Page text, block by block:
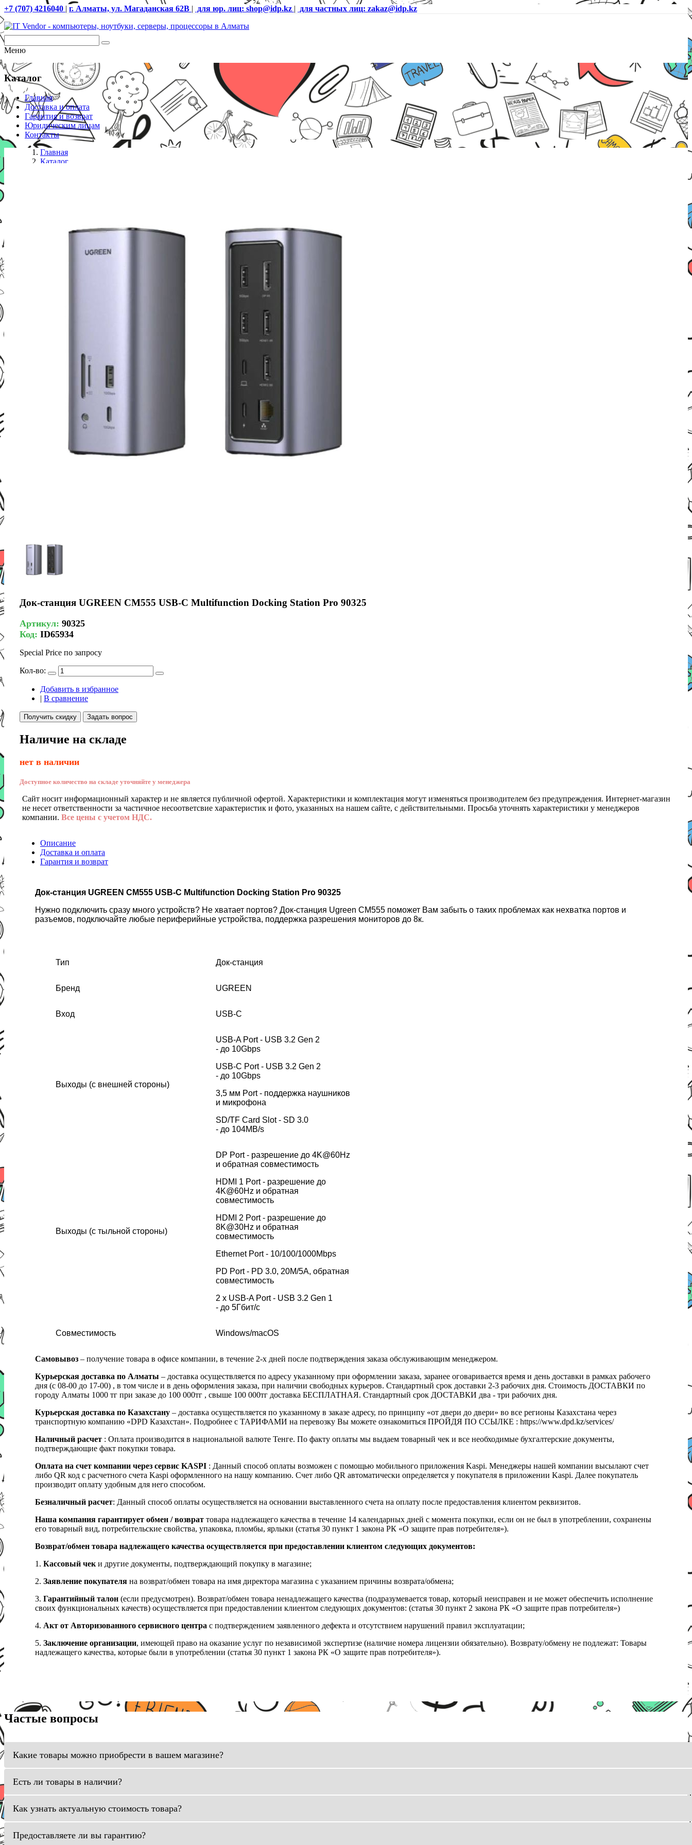
+7 (707) 4216040 | г. Алматы, ул. Магаданская 62В | для юр. лиц: shop@idp.kz | для частных лиц: zakaz@idp.kz
Меню
Каталог
Главная
Доставка и оплата
Гарантия и возврат
Юридическим лицам
Контакты
Главная
Каталог
Док-станция UGREEN CM555 USB-C Multifunction Docking Station Pro 90325
Артикул: 90325
Код: ID65934
Special Price по запросу
Кол-во:
Добавить в избранное
| В сравнение
Получить скидку Задать вопрос
Наличие на складе
нет в наличии
Доступное количество на складе уточняйте у менеджера
Сайт носит информационный характер и не является публичной офертой. Характеристики и комплектация могут изменяться производителем без предупреждения. Интернет-магазин
не несет ответственности за частичное несоответсвие характеристик и фото, указанных на нашем сайте, с действительными. Просьба уточнять характеристики у менеджеров
компании. Все цены с учетом НДС.
Описание
Доставка и оплата
Гарантия и возврат
Док-станция UGREEN CM555 USB-C Multifunction Docking Station Pro 90325
Нужно подключить сразу много устройств? Не хватает портов? Док-станция Ugreen CM555 поможет Вам забыть о таких проблемах как нехватка портов и
разъемов, подключайте любые периферийные устройства, поддержка разрешения мониторов до 8к.
Тип Док-станция
Бренд UGREEN
Вход USB-C
Выходы (с внешней стороны)
USB-A Port - USB 3.2 Gen 2
- до 10Gbps
USB-C Port - USB 3.2 Gen 2
- до 10Gbps
3,5 мм Port - поддержка наушников
и микрофона
SD/TF Card Slot - SD 3.0
- до 104MB/s
Выходы (с тыльной стороны)
DP Port - разрешение до 4K@60Hz
и обратная совместимость
HDMI 1 Port - разрешение до
4K@60Hz и обратная
совместимость
HDMI 2 Port - разрешение до
8K@30Hz и обратная
совместимость
Ethernet Port - 10/100/1000Mbps
PD Port - PD 3.0, 20М/5A, обратная
совместимость
2 x USB-A Port - USB 3.2 Gen 1
- до 5Гбит/с
Совместимость Windows/macOS
Самовывоз – получение товара в офисе компании, в течение 2-х дней после подтверждения заказа обслуживающим менеджером.
Курьерская доставка по Алматы – доставка осуществляется по адресу указанному при оформлении заказа, заранее оговаривается время и день доставки в рамках рабочего
дня (с 08-00 до 17-00) , в том числе и в день оформления заказа, при наличии свободных курьеров. Стандартный срок доставки 2-3 рабочих дня. Стоимость ДОСТАВКИ по
городу Алматы 1000 тг при заказе до 100 000тг , свыше 100 000тг доставка БЕСПЛАТНАЯ. Стандартный срок ДОСТАВКИ два - три рабочих дня.
Курьерская доставка по Казахстану – доставка осуществляется по указанному в заказе адресу, по принципу «от двери до двери» во все регионы Казахстана через
транспортную компанию «DPD Казахстан». Подробнее с ТАРИФАМИ на перевозку Вы можете ознакомиться ПРОЙДЯ ПО ССЫЛКЕ : https://www.dpd.kz/services/
Наличный расчет : Оплата производится в национальной валюте Тенге. По факту оплаты мы выдаем товарный чек и все необходимые бухгалтерские документы,
подтверждающие факт покупки товара.
Оплата на счет компании через сервис KASPI : Данный способ оплаты возможен с помощью мобильного приложения Kaspi. Менеджеры нашей компании высылают счет
либо QR код с расчетного счета Kaspi оформленного на нашу компанию. Счет либо QR автоматически определяется у покупателя в приложении Kaspi. Далее покупатель
производит оплату удобным для него способом.
Безналичный расчет: Данный способ оплаты осуществляется на основании выставленного счета на оплату после предоставления клиентом реквизитов.
Наша компания гарантирует обмен / возврат товара надлежащего качества в течение 14 календарных дней с момента покупки, если он не был в употреблении, сохранены
его товарный вид, потребительские свойства, упаковка, пломбы, ярлыки (статья 30 пункт 1 закона РК «О защите прав потребителя»).
Возврат/обмен товара надлежащего качества осуществляется при предоставлении клиентом следующих документов:
1. Кассовый чек и другие документы, подтверждающий покупку в магазине;
2. Заявление покупателя на возврат/обмен товара на имя директора магазина с указанием причины возврата/обмена;
3. Гарантийный талон (если предусмотрен). Возврат/обмен товара ненадлежащего качества (подразумевается товар, который неисправен и не может обеспечить исполнение
своих функциональных качеств) осуществляется при предоставлении клиентом следующих документов: (статья 30 пункт 2 закона РК «О защите прав потребителя»)
4. Акт от Авторизованного сервисного центра с подтверждением заявленного дефекта и отсутствием нарушений правил эксплуатации;
5. Заключение организации, имеющей право на оказание услуг по независимой экспертизе (наличие номера лицензии обязательно). Возврату/обмену не подлежат: Товары
надлежащего качества, которые были в употреблении (статья 30 пункт 1 закона РК «О защите прав потребителя»).
Частые вопросы
Какие товары можно приобрести в вашем магазине?
Есть ли товары в наличии?
Как узнать актуальную стоимость товара?
Предоставляете ли вы гарантию?